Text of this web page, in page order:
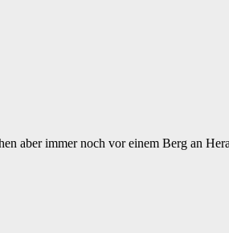
aber immer noch vor einem Berg an